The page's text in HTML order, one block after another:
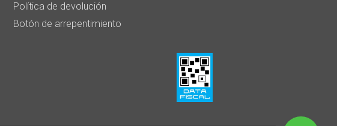
Política de devolución
Botón de arrepentimiento